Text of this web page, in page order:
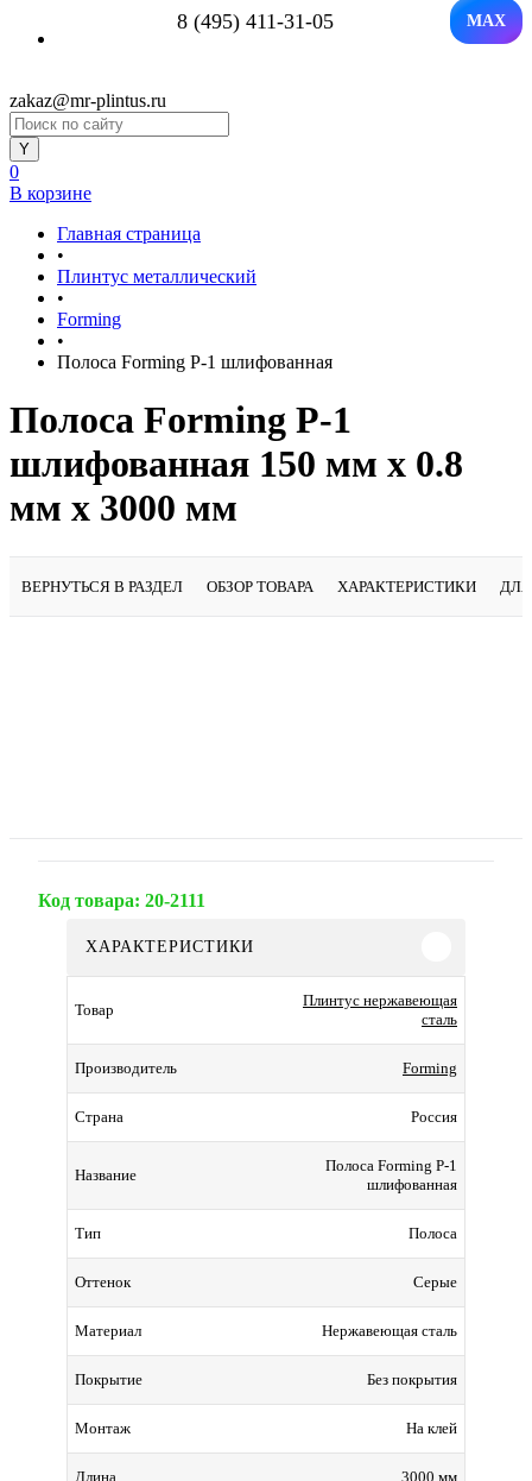
8 (495) 411-31-05 MAX
zakaz@mr-plintus.ru
0
В корзине
Главная страница
•
Плинтус металлический
•
Forming
•
Полоса Forming P-1 шлифованная
Полоса Forming P-1
шлифованная 150 мм x 0.8
мм х 3000 мм
ВЕРНУТЬСЯ В РАЗДЕЛ ОБЗОР ТОВАРА ХАРАКТЕРИСТИКИ
Код товара: 20-2111
ХАРАКТЕРИСТИКИ
Товар
Плинтус нержавеющая
сталь
Производитель Forming
Страна Россия
Название
Полоса Forming P-1
шлифованная
Тип Полоса
Оттенок Серые
Материал Нержавеющая сталь
Покрытие Без покрытия
Монтаж На клей
Длина 3000 мм